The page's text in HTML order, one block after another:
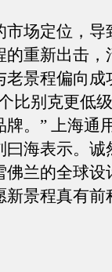
场定位，导
重新出击，
景程偏向成
比别克更低
。” 上海通
海表示。诚
兰的全球设
新景程真有前